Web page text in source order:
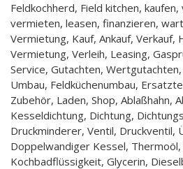
Feldkochherd, Field kitchen,
vermieten, leasen, finanzieren,
Vermietung, Kauf, Ankauf, Verkauf,
Vermietung, Verleih, Leasing,
Service, Gutachten,
Umbau, Feldküchenumbau,
Zubehör, Laden, Shop, Ablaßhahn,
Kesseldichtung, Dichtung,
Druckminderer, Ventil, Druckventil,
Doppelwandiger Kessel,
Kochbadflüssigkeit, Glycerin,